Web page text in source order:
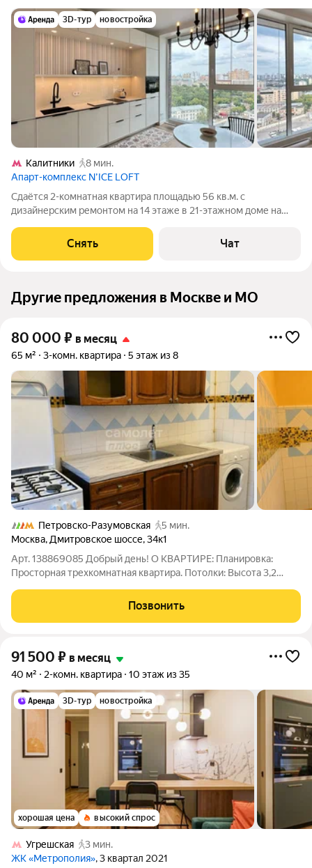
3D-тур новостройка
Калитники
8 мин.
Апарт-комплекс N’ICE LOFT
Сдаётся 2-комнатная квартира площадью 56 кв.м. с
дизайнерским ремонтом на 14 этаже в 21-этажном доме на
Снять Чат
Другие предложения в Москве и МО
80 000 ₽ в месяц
65 м² 3-комн. квартира 5 этаж из 8
Петровско-Разумовская
5 мин.
Москва, Дмитровское шоссе,34к1
Арт. 138869085 Добрый день! О КВАРТИРЕ: Планировка:
Просторная трехкомнатная квартира. Потолки: Высота 3,2
косметический ремонт. Дом: Монументальный кирпичный
сталинский дом (8 этажей). Стены:
Позвонить
91 500 ₽ в месяц
40 м² 2-комн. квартира 10 этаж из 35
3D-тур новостройка
хорошая цена высокий спрос
Угрешская
3 мин.
ЖК «Метрополия», 3 квартал 2021